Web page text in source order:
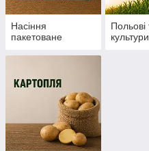
Насіння
пакетоване
Польові
культури